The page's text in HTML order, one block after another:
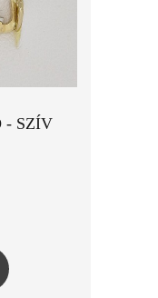
- SZÍV